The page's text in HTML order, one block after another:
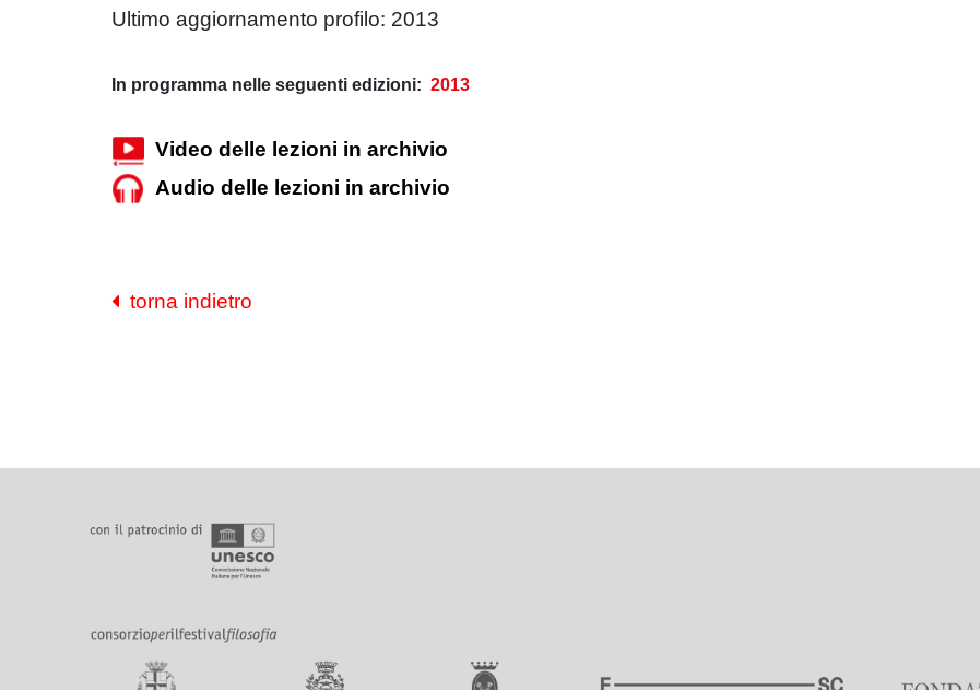
Ultimo aggiornamento profilo: 2013
In programma nelle seguenti edizioni: 2013
Video delle lezioni in archivio
Audio delle lezioni in archivio
torna indietro